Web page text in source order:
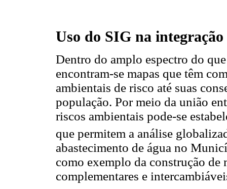
Uso do SIG na
Dentro do amplo espectro do
encontram-se mapas que têm
ambientais de risco até suas
população. Por meio da união
riscos ambientais pode-se
que permitem a análise
abastecimento de água no
como exemplo da construção de
complementares e